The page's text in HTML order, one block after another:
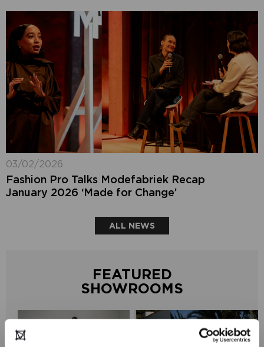
03/02/2026
Fashion Pro Talks Modefabriek Recap
January 2026 ‘Made for Change’
ALL NEWS
FEATURED
SHOWROOMS